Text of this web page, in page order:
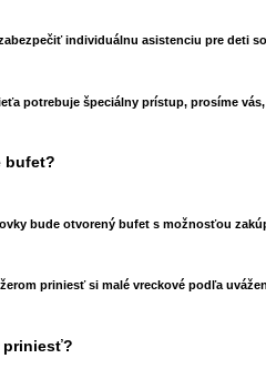
individuálnu asistenciu pre deti
potrebuje špeciálny prístup, prosíme vás,
bufet?
bude otvorený bufet s možnosťou
priniesť si malé vreckové podľa
priniesť?